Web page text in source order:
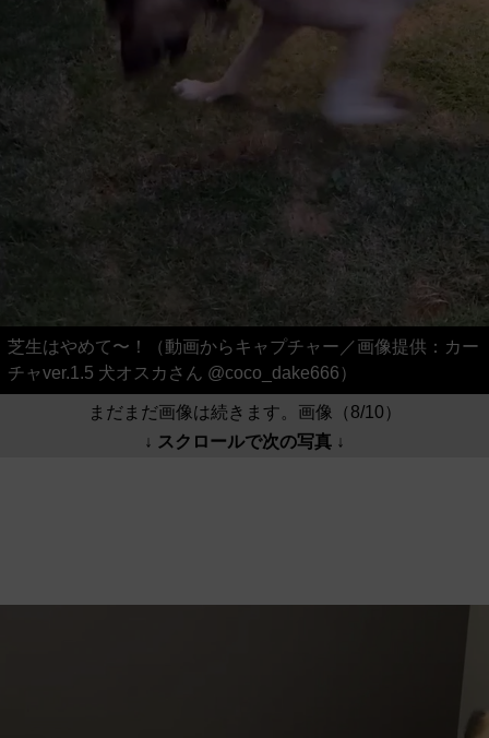
芝生はやめて〜！（動画からキャプチャー／画像提供：カー
チャver.1.5 犬オスカさん @coco_dake666）
まだまだ画像は続きます。画像（8/10）
↓ スクロールで次の写真 ↓